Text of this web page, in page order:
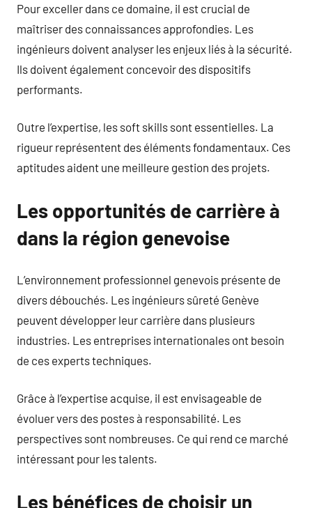
Pour exceller dans ce domaine, il est crucial de
maîtriser des connaissances approfondies. Les
ingénieurs doivent analyser les enjeux liés à la sécurité.
Ils doivent également concevoir des dispositifs
performants.
Outre l’expertise, les soft skills sont essentielles. La
rigueur représentent des éléments fondamentaux. Ces
aptitudes aident une meilleure gestion des projets.
Les opportunités de carrière à
dans la région genevoise
L’environnement professionnel genevois présente de
divers débouchés. Les ingénieurs sûreté Genève
peuvent développer leur carrière dans plusieurs
industries. Les entreprises internationales ont besoin
de ces experts techniques.
Grâce à l’expertise acquise, il est envisageable de
évoluer vers des postes à responsabilité. Les
perspectives sont nombreuses. Ce qui rend ce marché
intéressant pour les talents.
Les bénéfices de choisir un